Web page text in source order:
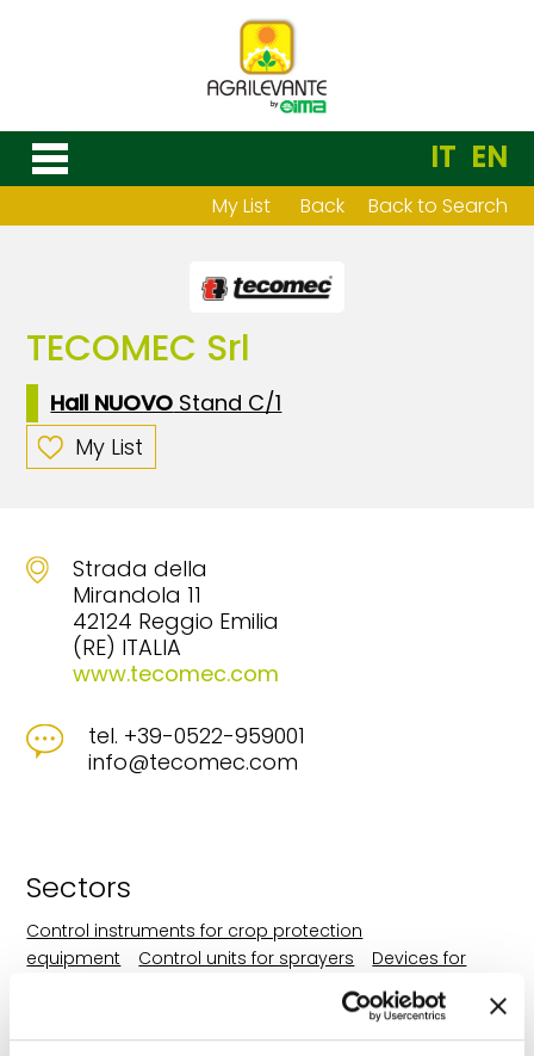
IT EN
My List Back Back to Search
TECOMEC Srl
Hall NUOVO Stand C/1
My List
Strada della
Mirandola 11
42124 Reggio Emilia
(RE) ITALIA
www.tecomec.com
tel. +39-0522-959001
info@tecomec.com
Sectors
Control instruments for crop protection
equipment
Control units for sprayers
Devices for
Diaphgram pumps for
Electronic monitoring and
control devices
Filters for crop protection